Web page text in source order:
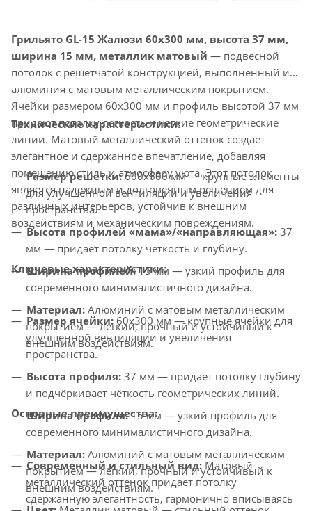
Грильято GL-15 Жалюзи 60x300 мм, высота 37 мм,
ширина 15 мм, металлик матовый — подвесной
потолок с решетчатой конструкцией, выполненный из
алюминия с матовым металлическим покрытием.
Ячейки размером 60x300 мм и профиль высотой 37 мм
придают потолку легкость и четкие геометрические
линии. Матовый металлический оттенок создает
элегантное и сдержанное впечатление, добавляя
помещению стиль и атмосферу уюта. Этот потолок
является надежным и долговечным решением для
различных интерьеров, устойчив к внешним
воздействиям и механическим повреждениям.
Технические характеристики:
Размер решетки:600x600 мм — крупные элементы
для улучшенной вентиляции и увеличения
пространства.
Высота профилей «мама»/«направляющая»: 37
мм — придает потолку четкость и глубину.
Ширина профилей:15 мм — узкий профиль для
современного минималистичного дизайна.
Материал: Алюминий с матовым металлическим
покрытием — легкий, прочный и устойчивый к
внешним воздействиям.
Ключевые характеристики:
Размер ячейки: 60x300 мм — крупные ячейки для
улучшенной вентиляции и увеличения
пространства.
Высота профиля: 37 мм — придает потолку глубину
и подчёркивает чёткость геометрических линий.
Ширина профиля:15 мм — узкий профиль для
современного минималистичного дизайна.
Материал: Алюминий с матовым металлическим
покрытием — лёгкий, прочный и устойчивый к
внешним воздействиям.
Основные преимущества:
Современный и стильный вид: Матовый
металлический оттенок придает потолку
сдержанную элегантность, гармонично вписываясь